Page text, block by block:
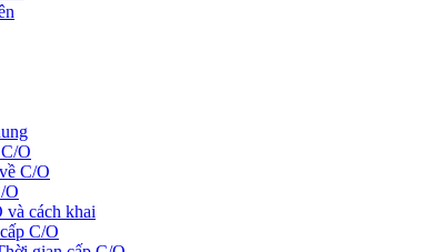
O
C/O
O
và cách khai
C/O